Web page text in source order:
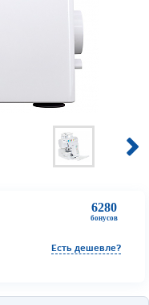
6280
бонусов
Есть дешевле?